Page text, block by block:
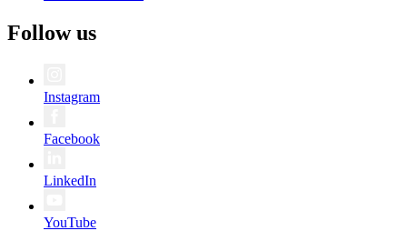
Follow us
Instagram
Facebook
LinkedIn
YouTube